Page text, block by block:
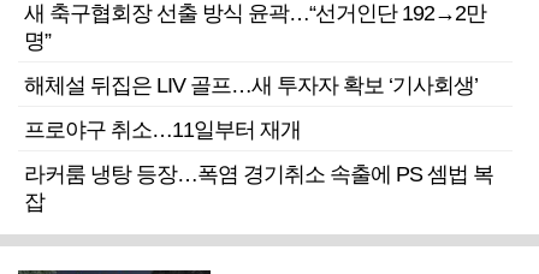
새 축구협회장 선출 방식 윤곽…“선거인단 192→2만
명”
해체설 뒤집은 LIV 골프…새 투자자 확보 ‘기사회생’
프로야구 취소…11일부터 재개
라커룸 냉탕 등장…폭염 경기취소 속출에 PS 셈법 복
잡